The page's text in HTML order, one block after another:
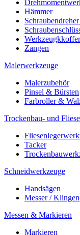
Hämmer
Zangen
Malerwerkzeuge
Malerzubehör
Pinsel & Bürsten
Farbroller &
Trockenbau- und
Tacker
Schneidwerkzeuge
Handsägen
Messer / Klingen
Messen & Markieren
Markieren